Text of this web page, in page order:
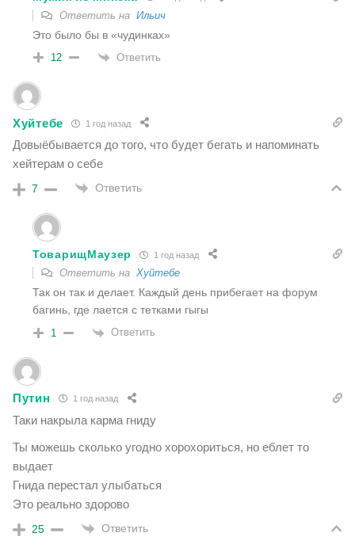
Ответить на Ильич
Это было бы в «чудинках»
12 Ответить
Хуйтебе 1 год назад
Довыёбывается до того, что будет бегать и напоминать
хейтерам о себе
7 Ответить
ТоварищМаузер 1 год назад
Ответить на Хуйтебе
Так он так и делает. Каждый день прибегает на форум
багинь, где лается с тетками гыгы
1 Ответить
Путин 1 год назад
Таки накрыла карма гниду
Ты можешь сколько угодно хорохориться, но еблет то
выдает
Гнида перестал улыбаться
Это реально здорово
25 Ответить